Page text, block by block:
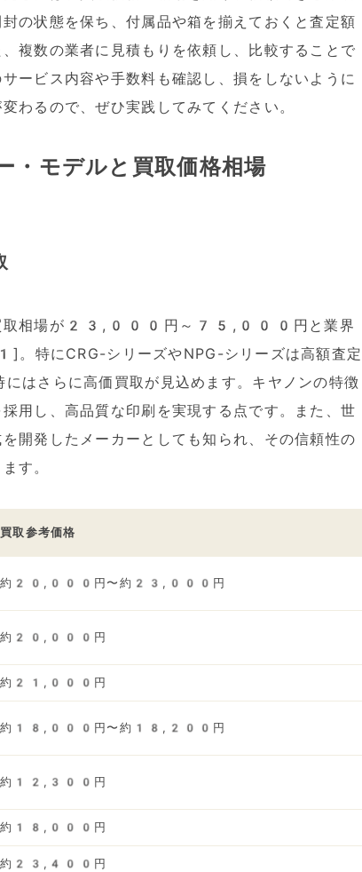
の状態を保ち、付属品や箱を揃えておくと査定額
複数の業者に見積もりを依頼し、比較することで
ービス内容や手数料も確認し、損をしないように
わるので、ぜひ実践してみてください。
・モデルと買取価格相場
、買取相場が23,000円～75,000円と業界
。特にCRG-シリーズやNPG-シリーズは高額査定
はさらに高価買取が見込めます。キヤノンの特徴
用し、高品質な印刷を実現する点です。また、世
開発したメーカーとしても知られ、その信頼性の
す。
買取参考価格
約20,000円〜約23,000円
約20,000円
約21,000円
約18,000円〜約18,200円
約12,300円
約18,000円
約23,400円